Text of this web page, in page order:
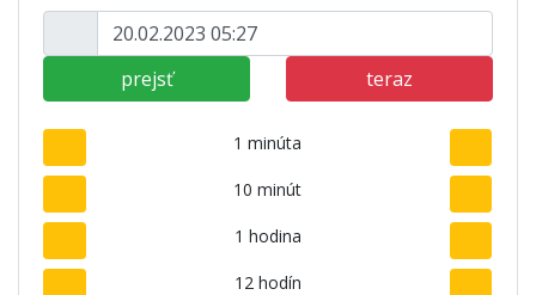
prejsť teraz
1 minúta
10 minút
1 hodina
12 hodín